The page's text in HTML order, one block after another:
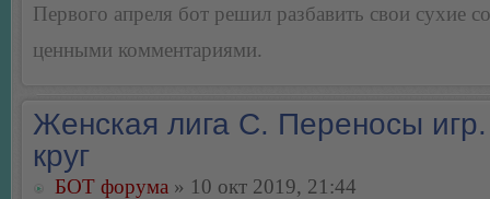
Первого апреля бот решил разбавить свои сухие
ценными комментариями.
Женская лига С. Переносы
круг
БОТ форума » 10 окт 2019, 21:44